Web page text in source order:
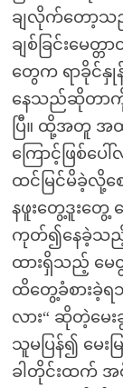
ချလိုက်တော့သ
ချစ်ခြင်းမေတ္
တွေက ရာခိုင်နှုန်
နေသည်ဆိုတာကို
ပြီ။ ထို့အတူ အထ
ကြောင့်ဖြစ်
ထင်မြင်မိခဲ့လို့စ
နဖူးတွေ့ဒူးတွေ့
ကုတ်၍နေခဲ့သည့်
ထားရှိသည့် မ
ထိတွေ့ခံစားခဲ့ရ
လား“ ဆိုတဲ့မေ
သူမပြန်၍ မေး
ခါတိုင်းထက် အ